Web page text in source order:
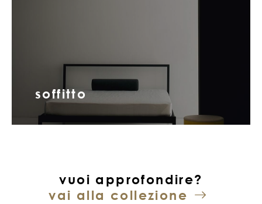
soffitto
vuoi approfondire?
vai alla collezione